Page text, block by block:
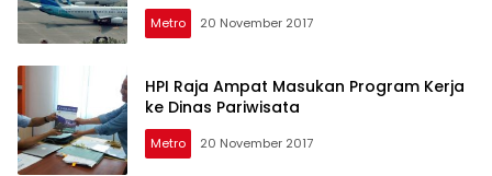
Metro 20 November 2017
HPI Raja Ampat Masukan Program Kerja
ke Dinas Pariwisata
Metro 20 November 2017